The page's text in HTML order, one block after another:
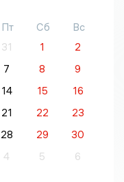
Пт Сб
Вс
31 1
2
7 8
9
14 15
16
21 22
23
28 29
30
4 5 6